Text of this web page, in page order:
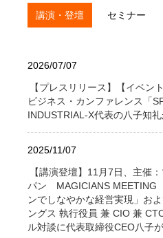
講演・登壇 セミナー
2026/07/07
【プレスリリース】【イベン
ビジネス・カンファレンス「
INDUSTRIAL-X代表の八子知
2025/11/07
【講演登壇】11月7日、主催
パン MAGICIANS MEETING
ンでしなやかな経営実現」お
ングス 執行役員 兼 CIO 兼
ル対談に代表取締役CEO八子